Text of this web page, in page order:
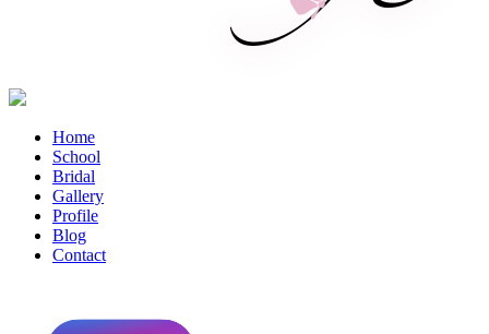
Home
School
Bridal
Gallery
Profile
Blog
Contact